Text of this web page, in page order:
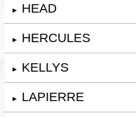
► HEAD
► HERCULES
► KELLYS
► LAPIERRE